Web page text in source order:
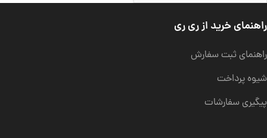
راهنمای خرید از ری ری
راهنمای ثبت سفارش
شیوه پرداخت
پیگیری سفارشات